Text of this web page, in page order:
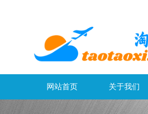
网站首页 关于我们